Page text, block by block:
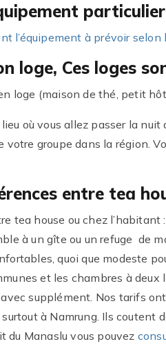
l’équipement à prévoir
loge, Ces loges
loge (maison de thé, petit
où vous allez passer la
votre groupe dans la région.
entre tea
tea house ou chez
à un gîte ou un refuge de
quoi que modeste
et les chambres à
supplément. Nos tarifs
à Namrung. Ils
du Manaslu vous pouvez